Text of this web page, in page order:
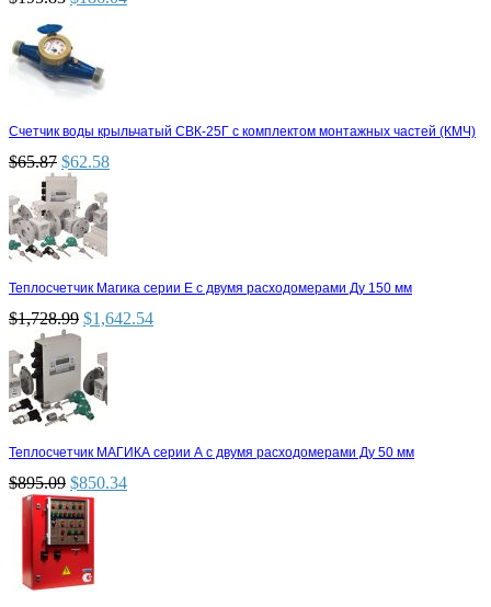
Счетчик воды крыльчатый СВК-25Г с комплектом монтажных частей (КМЧ)
$65.87 $62.58
Теплосчетчик Магика серии Е с двумя расходомерами Ду 150 мм
$1,728.99 $1,642.54
Теплосчетчик МАГИКА серии А с двумя расходомерами Ду 50 мм
$895.09 $850.34